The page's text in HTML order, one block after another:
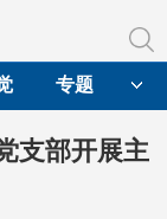
专题
支部开展主